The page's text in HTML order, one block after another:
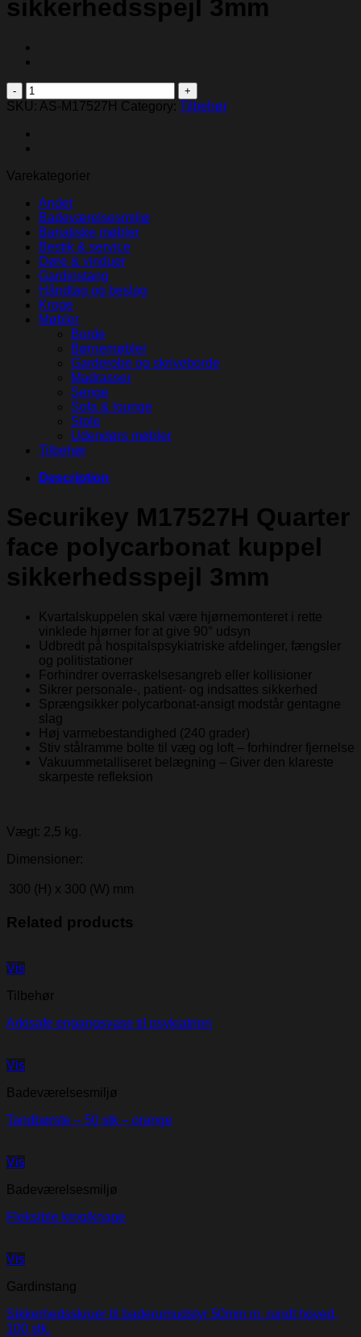
sikkerhedsspejl 3mm
Securikey
M17527H
face
polycarbonat
sikkerhedsspejl
quantity
SKU: AS-M17527H Category: Tilbehør
Varekategorier
Andet
Badeværelsesmiljø
Bariatiske møbler
Bestik & service
Døre & vinduer
Gardinstang
Håndtag og beslag
Kroge
Møbler
Borde
Børnemøbler
Garderobe og skriveborde
Madrasser
Senge
Sofa & lounge
Stole
Udendørs møbler
Tilbehør
Description
Securikey M17527H Quarter
face polycarbonat kuppel
sikkerhedsspejl 3mm
Kvartalskuppelen skal være hjørnemonteret i rette
vinklede hjørner for at give 90° udsyn
Udbredt på hospitalspsykiatriske afdelinger, fængsler
og politistationer
Forhindrer overraskelsesangreb eller kollisioner
Sikrer personale-, patient- og indsattes sikkerhed
Sprængsikker polycarbonat-ansigt modstår gentagne
slag
Høj varmebestandighed (240 grader)
Stiv stålramme bolte til væg og loft – forhindrer fjernelse
Vakuummetalliseret belægning – Giver den klareste
skarpeste refleksion
Vægt: 2,5 kg.
Dimensioner:
300 (H) x 300 (W) mm
Related products
Vis
Tilbehør
Arkisafe engangsvase til psykiatrien
Vis
Badeværelsesmiljø
Tandbørste – 50 stk – orange
Vis
Badeværelsesmiljø
Fleksible krog/knage
Vis
Gardinstang
Sikkerhedsskruer til baderumudstyr 50mm m. rundt hoved,
100 stk.